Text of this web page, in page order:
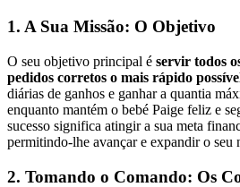
1. A Sua Missão: O Objetivo
O seu objetivo principal é servir todos
pedidos corretos o mais rápido
diárias de ganhos e ganhar a quantia
enquanto mantém o bebé Paige feliz e
sucesso significa atingir a sua meta
permitindo-lhe avançar e expandir o seu
2. Tomando o Comando: Os